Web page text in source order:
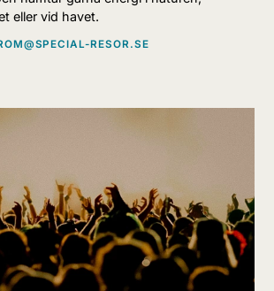
eller vid havet.
RESOR.SE